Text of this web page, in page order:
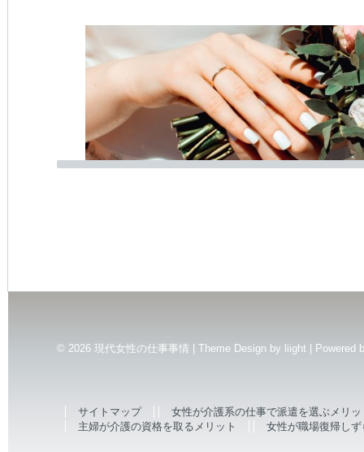
© 2026 現代女性の仕事事情 | Theme Design by liight | Powered
サイトマップ
女性が介護系の仕事で派遣を選ぶメリッ
主婦が介護の資格を取るメリット
女性が職場復帰し